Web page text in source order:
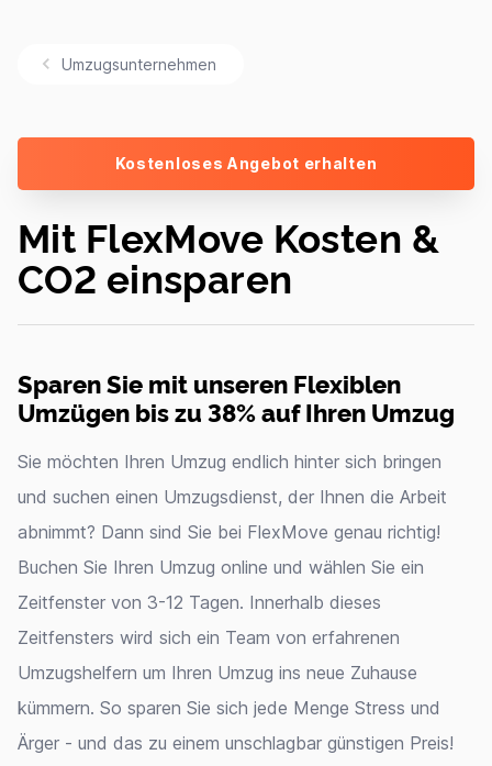
Umzugsunternehmen
Kostenloses Angebot erhalten
Mit FlexMove Kosten &
CO2 einsparen
Sparen Sie mit unseren Flexiblen
Umzügen bis zu 38% auf Ihren Umzug
Sie möchten Ihren Umzug endlich hinter sich bringen
und suchen einen Umzugsdienst, der Ihnen die Arbeit
abnimmt? Dann sind Sie bei FlexMove genau richtig!
Buchen Sie Ihren Umzug online und wählen Sie ein
Zeitfenster von 3-12 Tagen. Innerhalb dieses
Zeitfensters wird sich ein Team von erfahrenen
Umzugshelfern um Ihren Umzug ins neue Zuhause
kümmern. So sparen Sie sich jede Menge Stress und
Ärger - und das zu einem unschlagbar günstigen Preis!